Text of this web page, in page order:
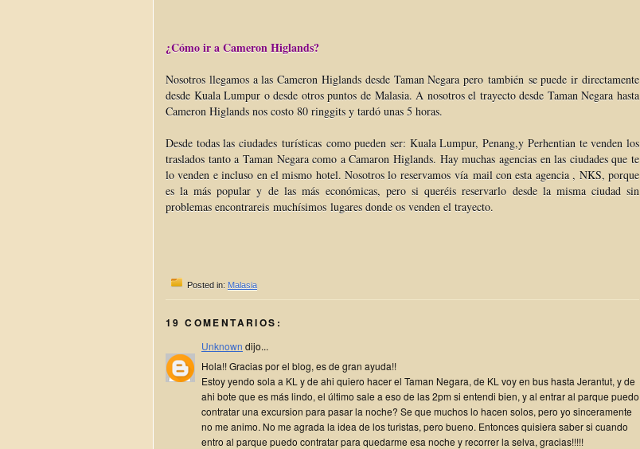
¿Cómo ir a Cameron Higlands?
Nosotros llegamos a las Cameron Higlands desde Taman Negara pero también se puede ir directamente
desde Kuala Lumpur o desde otros puntos de Malasia. A nosotros el trayecto desde Taman Negara hasta
Cameron Higlands nos costo 80 ringgits y tardó unas 5 horas.
Desde todas las ciudades turísticas como pueden ser: Kuala Lumpur, Penang,y Perhentian te venden los
traslados tanto a Taman Negara como a Camaron Higlands. Hay muchas agencias en las ciudades que te
lo venden e incluso en el mismo hotel. Nosotros lo reservamos vía mail con esta agencia , NKS, porque
es la más popular y de las más económicas, pero si queréis reservarlo desde la misma ciudad sin
problemas encontrareis muchísimos lugares donde os venden el trayecto.
Posted in: Malasia
19 COMENTARIOS:
Unknown dijo...
Hola!! Gracias por el blog, es de gran ayuda!!
Estoy yendo sola a KL y de ahi quiero hacer el Taman Negara, de KL voy en bus hasta Jerantut, y de
ahi bote que es más lindo, el último sale a eso de las 2pm si entendi bien, y al entrar al parque puedo
contratar una excursion para pasar la noche? Se que muchos lo hacen solos, pero yo sinceramente
no me animo. No me agrada la idea de los turistas, pero bueno. Entonces quisiera saber si cuando
entro al parque puedo contratar para quedarme esa noche y recorrer la selva, gracias!!!!!